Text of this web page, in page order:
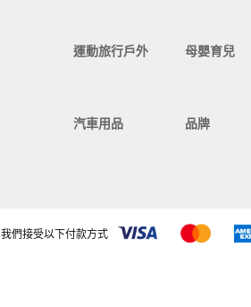
運動旅行戶外 母嬰育兒
汽車用品 品牌
我們接受以下付款方式